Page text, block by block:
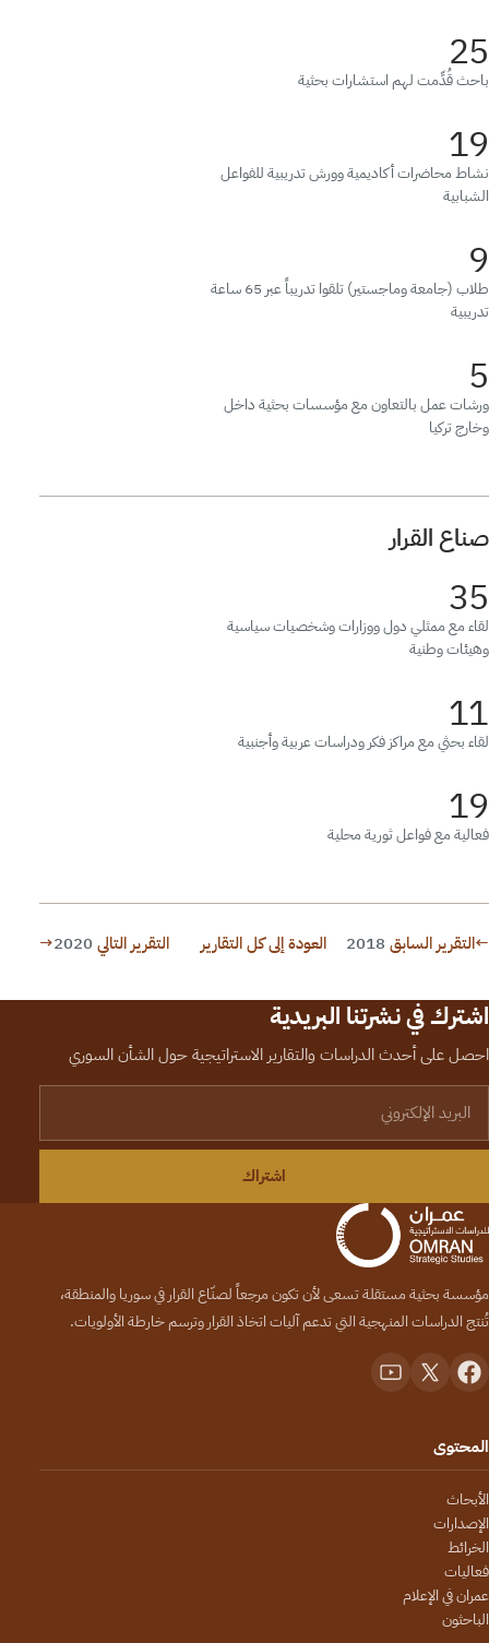
25
باحث قُدِّمت لهم استشارات بحثية
19
نشاط محاضرات أكاديمية وورش تدريبية للفواعل
الشبابية
9
طلاب (جامعة وماجستير) تلقوا تدريباً عبر 65 ساعة
تدريبية
5
ورشات عمل بالتعاون مع مؤسسات بحثية داخل
وخارج تركيا
صناع القرار
35
لقاء مع ممثلي دول ووزارات وشخصيات سياسية
وهيئات وطنية
11
لقاء بحثي مع مراكز فكر ودراسات عربية وأجنبية
19
فعالية مع فواعل ثورية محلية
←التقرير السابق 2018 العودة إلى كل التقارير التقرير التالي2020
→
اشترك في نشرتنا البريدية
احصل على أحدث الدراسات والتقارير الاستراتيجية حول الشأن السوري
اشتراك
مؤسسة بحثية مستقلة تسعى لأن تكون مرجعاً لصنّاع القرار في سوريا والمنطقة،
تُنتج الدراسات المنهجية التي تدعم آليات اتخاذ القرار وترسم خارطة الأولويات.
المحتوى
الأبحاث
الإصدارات
الخرائط
فعاليات
عمران في الإعلام
الباحثون